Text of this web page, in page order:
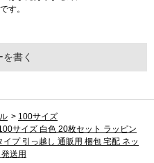
す。
書く
> 100サイズ
サイズ 白色 20枚セット ラッピン
プ 引っ越し 通販用 梱包 宅配 ネッ
送用